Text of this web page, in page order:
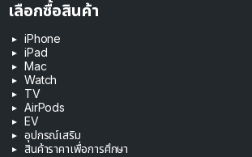
เลือกซื้อสินค้า
iPhone
iPad
Mac
Watch
TV
AirPods
EV
อุปกรณ์เสริม
สินค้าราคาเพื่อการศึกษา